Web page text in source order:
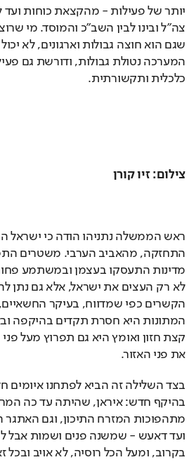
כלכלית ותקשורתית.
צילום: זיו קורן
את פני האזור.